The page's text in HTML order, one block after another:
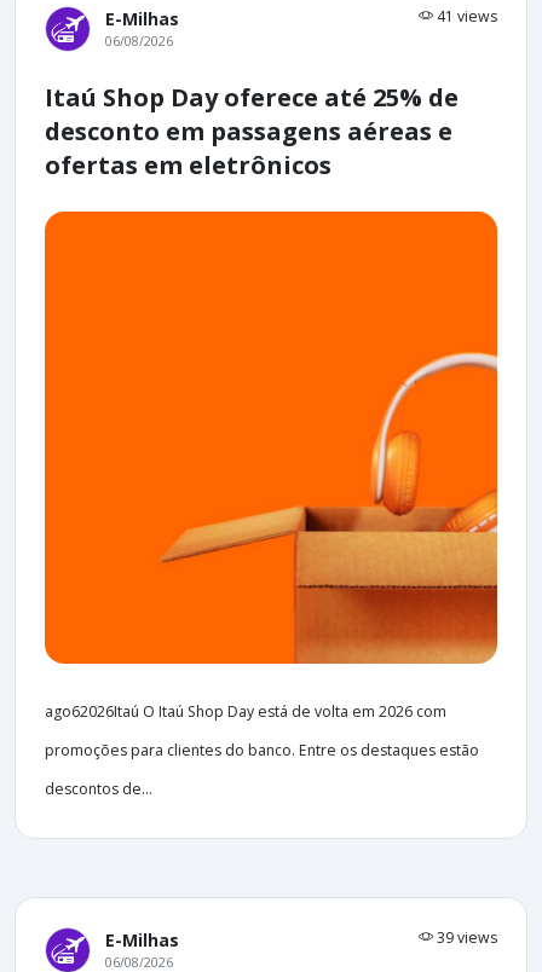
E-Milhas 41 views
06/08/2026
Itaú Shop Day oferece até 25% de
desconto em passagens aéreas e
ofertas em eletrônicos
ago62026Itaú O Itaú Shop Day está de volta em 2026 com
promoções para clientes do banco. Entre os destaques estão
descontos de...
E-Milhas 39 views
06/08/2026